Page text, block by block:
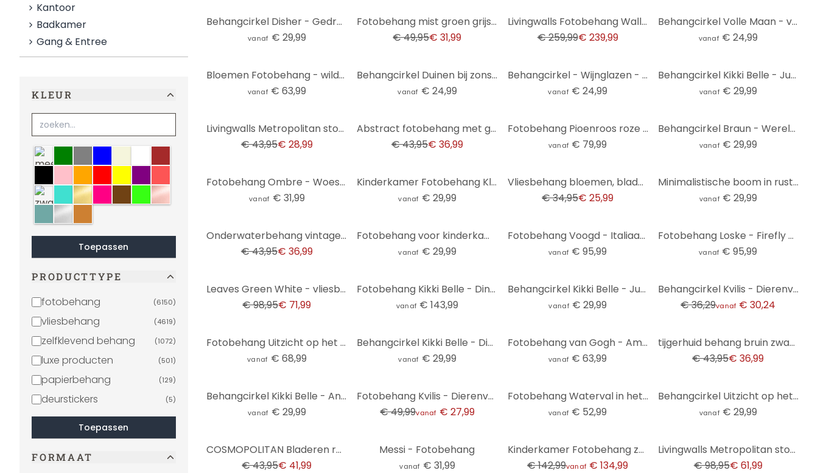
Kantoor
Badkamer
Gang & Entree
KLEUR
meerkleurig
zwart-wit
turquoise
goud neonkoper
Mintzilver
Toepassen
PRODUCTTYPE
fotobehang (6150)
vliesbehang (4619)
zelfklevend behang (1072)
luxe producten (501)
papierbehang (129)
deurstickers (5)
Toepassen
FORMAAT
Behangcirkel Disher - Gedroogde Bloemen - vliesbehang/zelfklevend vliesbehang
vanaf € 29,99
Fotobehang mist groen grijs - natuurbehang bomen - uittrekbaar Vliesbehang
€ 49,95€ 31,99
Livingwalls Fotobehang Walls by Patel funky birds 3
€ 259,99€ 239,99
Behangcirkel Volle Maan - vliesbehang/zelfklevend vliesbehang
vanaf € 24,99
Bloemen Fotobehang - wilde bloemen in krijtlook grijs - Bloomery Decor
vanaf € 63,99
Behangcirkel Duinen bij zonsondergang - vliesbehang/zelfklevend vliesbehang
vanaf € 24,99
Behangcirkel - Wijnglazen - vliesbehang/zelfklevend vliesbehang
vanaf € 24,99
Behangcirkel Kikki Belle - Jungle Jive - vliesbehang/zelfklevend vliesbehang
vanaf € 29,99
Livingwalls Metropolitan stories THE WALL vogel behang
€ 43,95€ 28,99
Abstract fotobehang met geometrisch patroon - vliesbehang retro kleuren - modern behang
€ 43,95€ 36,99
Fotobehang Pioenroos roze - Haase
vanaf € 79,99
Behangcirkel Braun - Wereldkaart - vliesbehang/zelfklevend vliesbehang
vanaf € 29,99
Fotobehang Ombre - Woestijnochtend
vanaf € 31,99
Kinderkamer Fotobehang Kleine teddybeer met ballon - Magnusson - Rond - vliesbehang/zelfklevend vlie
vanaf € 29,99
Vliesbehang bloemen, bladeren natuur mat in beige 2,70 x 1,59 m
€ 34,95€ 25,99
Minimalistische boom in rustig landschap | natuur Fotobehang - Meel - rond - vliesbehang/zelfklevend
vanaf € 29,99
Onderwaterbehang vintage kleurrijk - vliesbehang met vissen voor woonkamer & badkamer
€ 43,95€ 36,99
Fotobehang voor kinderkamer - Onderwateravontuur met zeedieren - Oliver Robins - Rond - vliesbehang/
vanaf € 29,99
Fotobehang Voogd - Italiaans Landschap met Parasoldennen
vanaf € 95,99
Fotobehang Loske - Firefly Fun
vanaf € 95,99
Leaves Green White - vliesbehang met aquarel motief voor woonkamer & slaapkamer
€ 98,95€ 71,99
Fotobehang Kikki Belle - Dino Avontuur
vanaf € 143,99
Behangcirkel Kikki Belle - Jungle Cats - vliesbehang/zelfklevend vliesbehang
vanaf € 29,99
Behangcirkel Kvilis - Dierenvrienden in het Bos - vliesbehang/zelfklevend vliesbehang
€ 36,29vanaf € 30,24
Fotobehang Uitzicht op het meer - Keller
vanaf € 68,99
Behangcirkel Kikki Belle - Dino Avontuur - vliesbehang/zelfklevend vliesbehang
vanaf € 29,99
Fotobehang van Gogh - Amandelbloesem Oker
vanaf € 63,99
tijgerhuid behang bruin zwart - dierenprint behang - exotisch vliesbehang
€ 43,95€ 36,99
Behangcirkel Kikki Belle - Animals around the World - vliesbehang/zelfklevend vliesbehang
vanaf € 29,99
Fotobehang Kvilis - Dierenvrienden in het Bos
€ 49,99vanaf € 27,99
Fotobehang Waterval in het Bos
vanaf € 52,99
Behangcirkel Uitzicht op het meer - Keller - vliesbehang/zelfklevend vliesbehang
vanaf € 29,99
COSMOPOLITAN Bladeren ranken blauw wit - design Vliesbehang natuur
€ 43,95€ 41,99
Messi - Fotobehang
vanaf € 31,99
Kinderkamer Fotobehang zeedieren diep in de oceaan - Oliver Robins
€ 142,99vanaf € 134,99
Livingwalls Metropolitan stories THE WALL abstract behang
€ 98,95€ 61,99